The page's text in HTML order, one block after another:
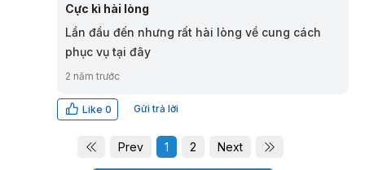
Cực kì hài lòng
Lần đầu đến nhưng rất hài lòng về cung cách
phục vụ tại đây
2 năm trước
Like 0 Gửi trả lời
Prev 1 2 Next